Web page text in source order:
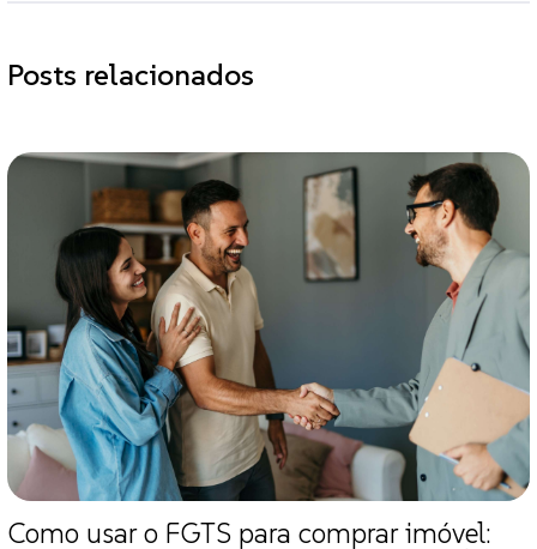
Posts relacionados
Como usar o FGTS para comprar imóvel: